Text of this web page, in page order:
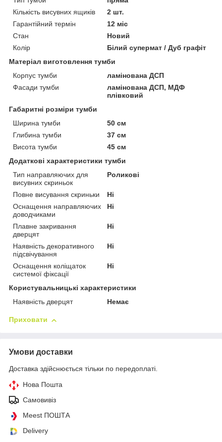
Кількість висувних ящиків
2 шт.
Гарантійний термін
12 міс
Стан
Новий
Колір
Білий супермат / Дуб графіт
Матеріал виготовлення тумби
Корпус тумби
ламінована ДСП
Фасади тумби
ламінована ДСП, МДФ
плівковий
Габаритні розміри тумби
Ширина тумби
50 см
Глибина тумби
37 см
Висота тумби
45 см
Додаткові характеристики тумби
Тип направляючих для
висувних скриньок
Роликові
Повне висування скриньки
Ні
Оснащення направляючих
доводчиками
Ні
Плавне закривання
дверцят
Ні
Наявність декоративного
підсвічування
Ні
Оснащення коліщаток
системої фіксації
Ні
Користувальницькі характеристики
Наявність дверцят
Немає
Приховати
Умови доставки
Доставка здійснюється тільки по передоплаті.
Нова Пошта
Самовивіз
Meest ПОШТА
Delivery